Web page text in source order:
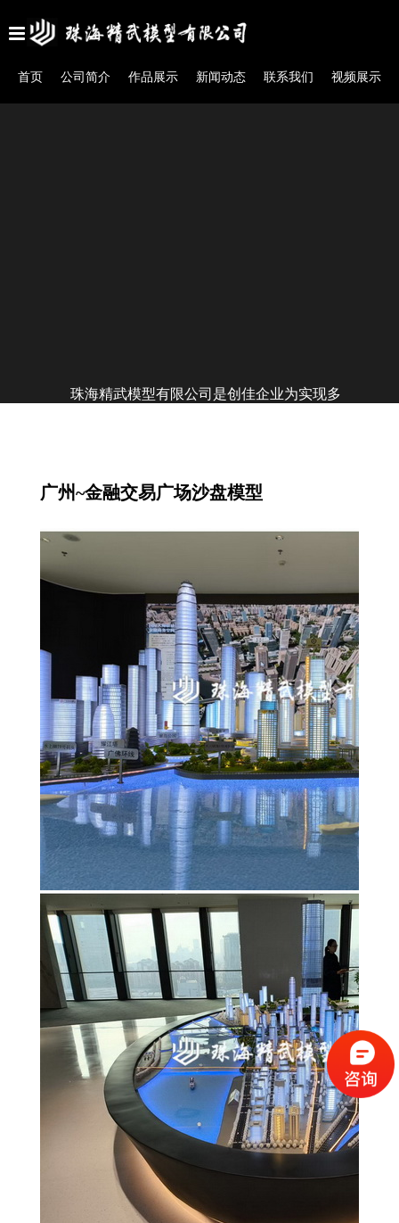
首页 公司简介 作品展示 新闻动态 联系我们 视频展示
珠海精武模型有限公司是创佳企业为实现多
宣传片设计制作公司。
UV打印机等模型制作设备，以及拥有数字渲染
设计师，调色师，环境美术师，电脑雕刻等模
型技术人员；齐聚多工种人才。十余年来,公司
一直秉承着以用户需求为核心,为房地产、工矿
企业以及政府机构提供服务；以用心的服务赢
得了客户的信赖和好评,逐渐树立起公司良好形
象。
公司不仅仅提供制作服务,同时还建立了完善
的售后服务体系。收到了客户与同行的一致好
评。我们相信,通过我们的不断努力和追求,将
能够实现与更多企业的互利共赢。
广州~金融交易广场沙盘模型